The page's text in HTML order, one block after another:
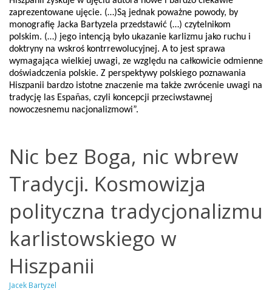
zaprezentowane ujęcie. (…)Są jednak poważne powody, by
monografię Jacka Bartyzela przedstawić (…) czytelnikom
polskim. (…) jego intencją było ukazanie karlizmu jako ruchu i
doktryny na wskroś kontrrewolucyjnej. A to jest sprawa
wymagająca wielkiej uwagi, ze względu na całkowicie odmienne
doświadczenia polskie. Z perspektywy polskiego poznawania
Hiszpanii bardzo istotne znaczenie ma także zwrócenie uwagi na
tradycję las Españas, czyli koncepcji przeciwstawnej
nowoczesnemu nacjonalizmowi”.
Nic bez Boga, nic wbrew
Tradycji. Kosmowizja
polityczna tradycjonalizmu
karlistowskiego w
Hiszpanii
Jacek Bartyzel